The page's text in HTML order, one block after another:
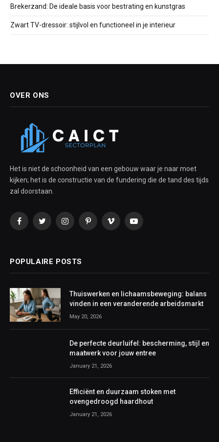
Brekerzand: De ideale basis voor bestrating en kunstgras
Zwart TV-dressoir: stijlvol en functioneel in je interieur
OVER ONS
Het is niet de schoonheid van een gebouw waar je naar moet
kijken; het is de constructie van de fundering die de tand des tijds
zal doorstaan.
FacebookTwitterInstagramPinterestVimeo YouTube
POPULAIRE POSTS
Thuiswerken en lichaamsbeweging: balans
vinden in een veranderende arbeidsmarkt
May 20, 2026
De perfecte deurluifel: bescherming, stijl en
maatwerk voor jouw entree
January 21, 2026
Efficiënt en duurzaam stoken met
ovengedroogd haardhout
January 21, 2026